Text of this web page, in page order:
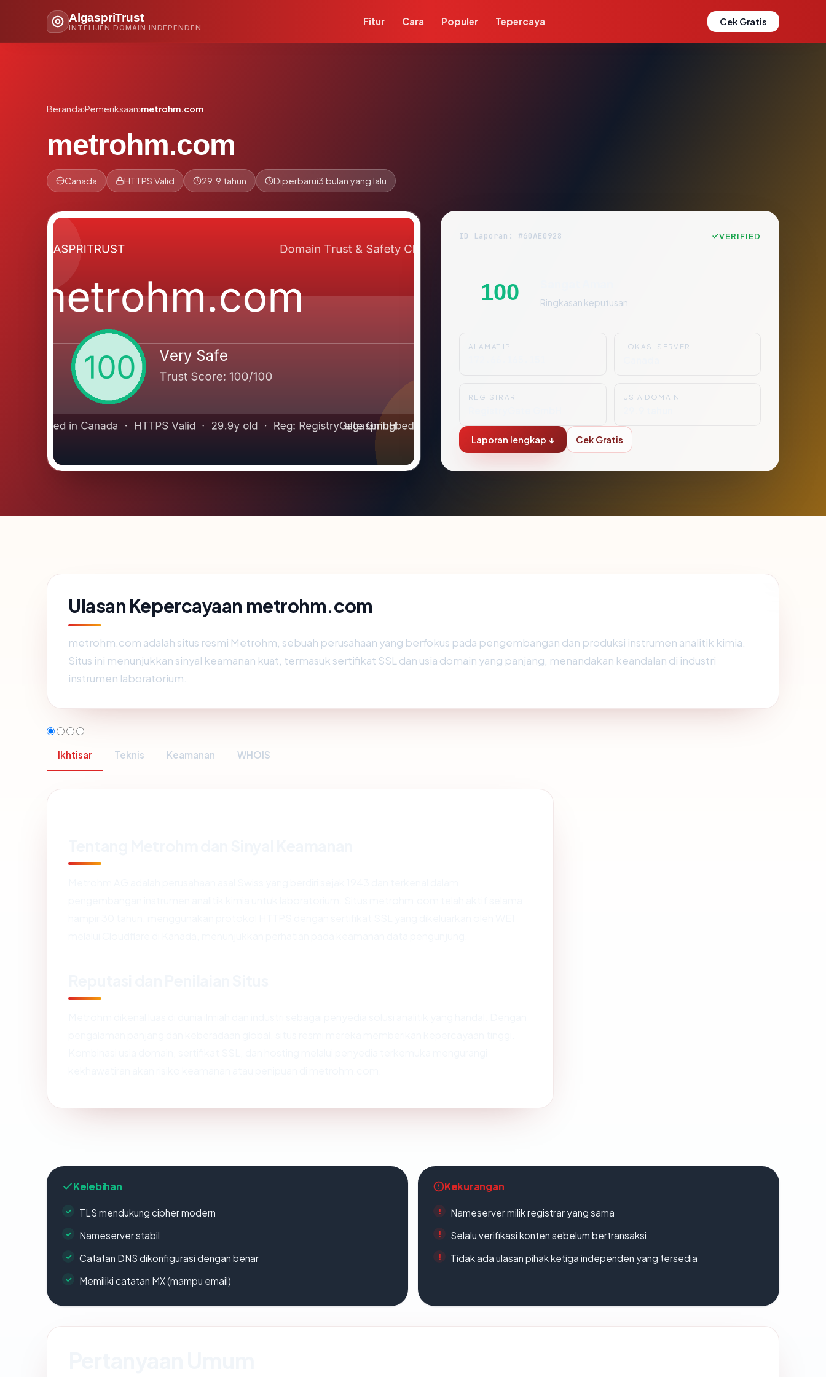
AlgaspriTrust
INTELIJEN DOMAIN INDEPENDEN
Fitur Cara Populer Tepercaya Cek Gratis
Beranda›Pemeriksaan›metrohm.com
metrohm.com
Canada HTTPS Valid 29.9 tahun Diperbarui3 bulan yang lalu
ID Laporan: #60AE0928 VERIFIED
100 Ringkasan keputusan
ALAMAT IP LOKASI SERVER
REGISTRAR USIA DOMAIN
Laporan lengkap ↓ Cek Gratis
Ulasan Kepercayaan metrohm.com
metrohm.com adalah situs resmi Metrohm, sebuah perusahaan yang berfokus pada pengembangan dan produksi instrumen analitik kimia.
Situs ini menunjukkan sinyal keamanan kuat, termasuk sertifikat SSL dan usia domain yang panjang, menandakan keandalan di industri
instrumen laboratorium.
Ikhtisar Teknis Keamanan WHOIS
Kelebihan
TLS mendukung cipher modern
Nameserver stabil
Catatan DNS dikonfigurasi dengan benar
Memiliki catatan MX (mampu email)
Kekurangan
Nameserver milik registrar yang sama
Selalu verifikasi konten sebelum bertransaksi
Tidak ada ulasan pihak ketiga independen yang tersedia